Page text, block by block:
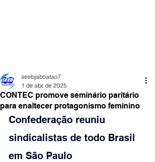
CONTEC promove seminário paritário
para enaltecer protagonismo feminino
seebjaboatao7
1 de abr. de 2025
Confederação reuniu
sindicalistas de todo Brasil
em São Paulo